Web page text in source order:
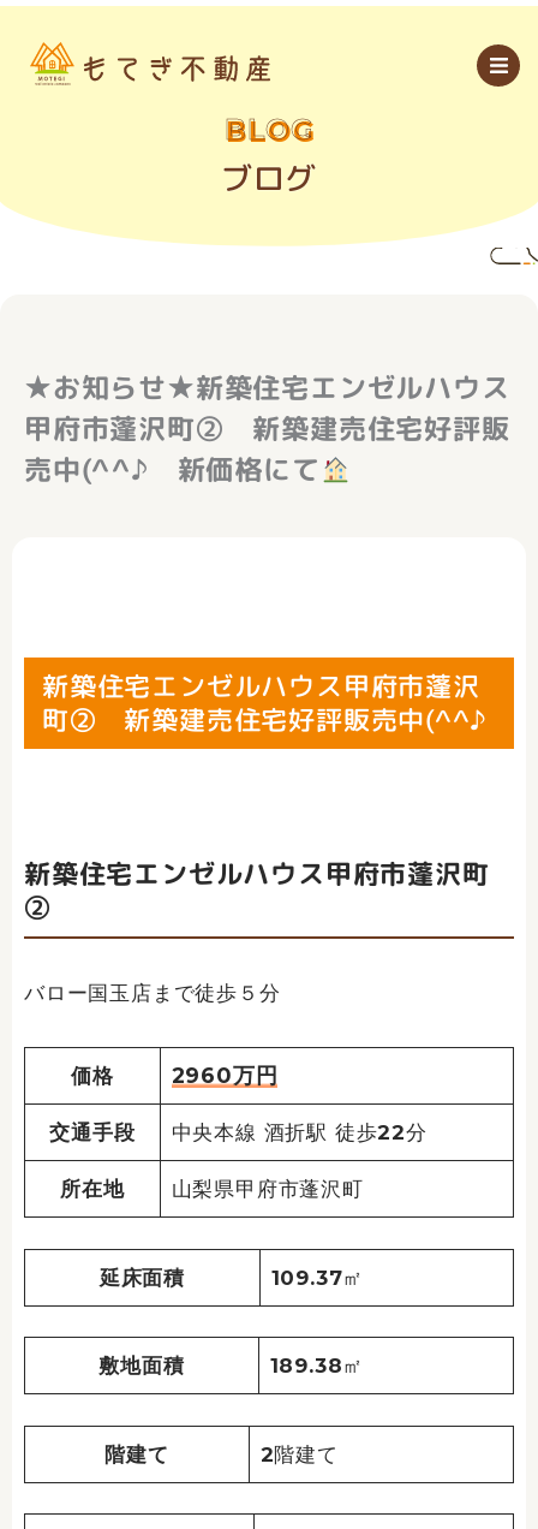
内
BLOG
ブログ
★お知らせ★新築住宅エンゼルハウス
甲府市蓬沢町② 新築建売住宅好評販
売中(^^♪ 新価格にて
新築住宅エンゼルハウス甲府市蓬沢
町② 新築建売住宅好評販売中(^^♪
新築住宅エンゼルハウス甲府市蓬沢町
②
バロー国玉店まで徒歩５分
価格 2960万円
交通手段 中央本線 酒折駅 徒歩22分
所在地 山梨県甲府市蓬沢町
延床面積 109.37㎡
敷地面積 189.38㎡
階建て 2階建て